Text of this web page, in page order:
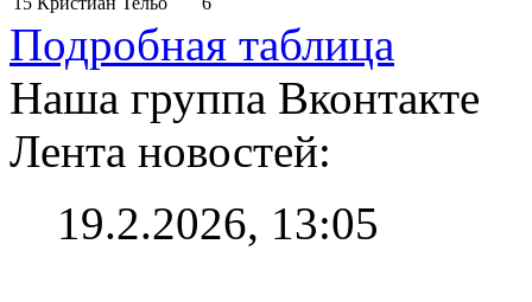
Подробная таблица
Наша группа Вконтакте
Лента новостей:
19.2.2026, 13:05